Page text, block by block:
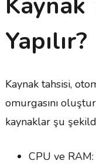
Yapılır?
Kaynak tahsisi,
omurgasını
kaynaklar şu
CPU ve